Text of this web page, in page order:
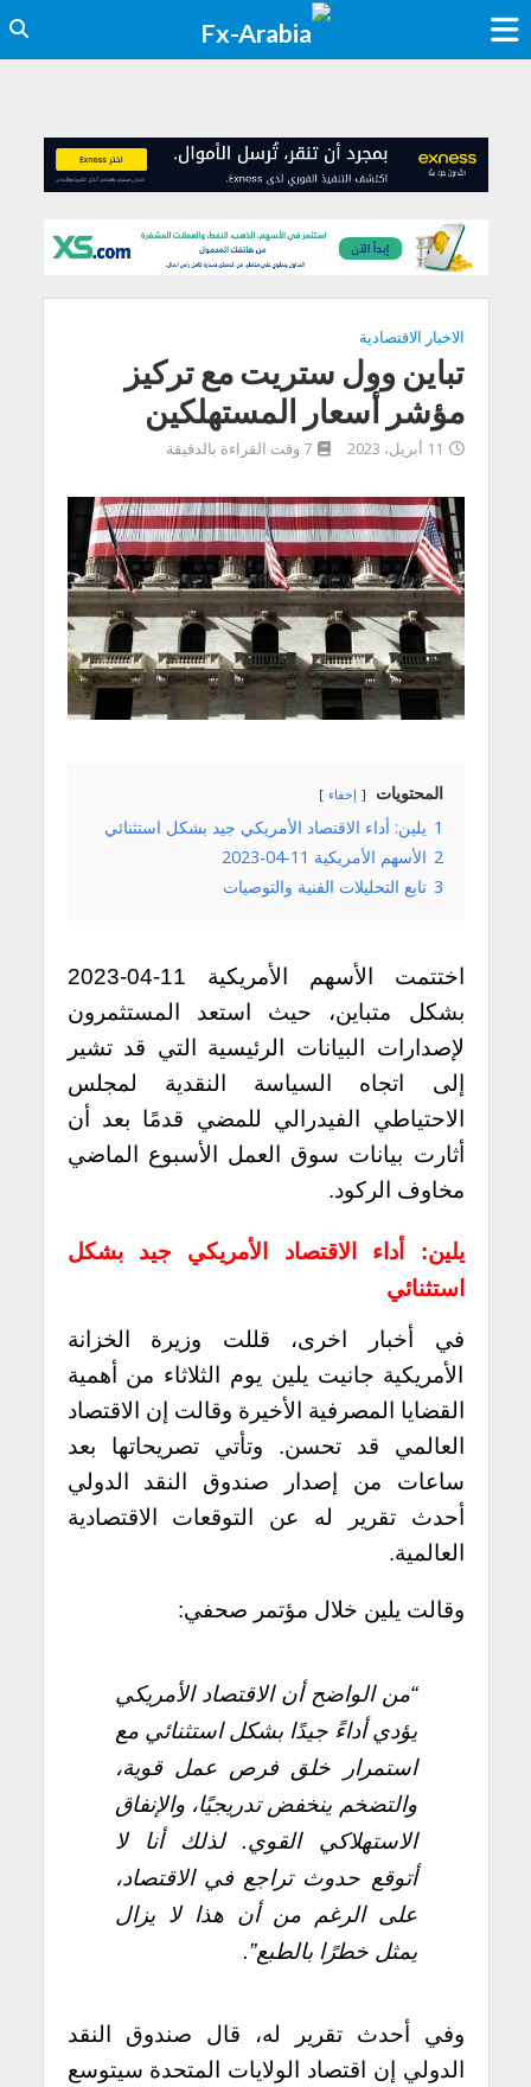
الاخبار الاقتصادية
تباين وول ستريت مع تركيز
مؤشر أسعار المستهلكين
11 أبريل، 2023 7 وقت القراءة بالدقيقة
المحتويات إخفاء
1 يلين: أداء الاقتصاد الأمريكي جيد بشكل استثنائي
2 الأسهم الأمريكية 11-04-2023
3 تابع التحليلات الفنية والتوصيات
اختتمت الأسهم الأمريكية 11-04-2023
بشكل متباين، حيث استعد المستثمرون
لإصدارات البيانات الرئيسية التي قد تشير
إلى اتجاه السياسة النقدية لمجلس
الاحتياطي الفيدرالي للمضي قدمًا بعد أن
أثارت بيانات سوق العمل الأسبوع الماضي
مخاوف الركود.
يلين: أداء الاقتصاد الأمريكي جيد بشكل
استثنائي
في أخبار اخرى، قللت وزيرة الخزانة
الأمريكية جانيت يلين يوم الثلاثاء من أهمية
القضايا المصرفية الأخيرة وقالت إن الاقتصاد
العالمي قد تحسن. وتأتي تصريحاتها بعد
ساعات من إصدار صندوق النقد الدولي
أحدث تقرير له عن التوقعات الاقتصادية
العالمية.
وقالت يلين خلال مؤتمر صحفي:
“من الواضح أن الاقتصاد الأمريكي
يؤدي أداءً جيدًا بشكل استثنائي مع
استمرار خلق فرص عمل قوية،
والتضخم ينخفض تدريجيًا، والإنفاق
الاستهلاكي القوي. لذلك أنا لا
أتوقع حدوث تراجع في الاقتصاد،
على الرغم من أن هذا لا يزال
يمثل خطرًا بالطبع”.
وفي أحدث تقرير له، قال صندوق النقد
الدولي إن اقتصاد الولايات المتحدة سيتوسع